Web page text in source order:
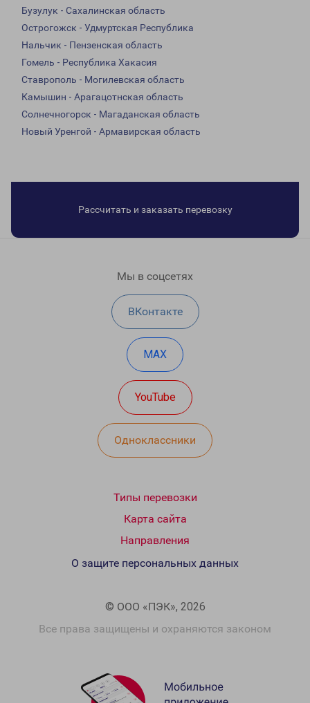
Бузулук - Сахалинская область
Острогожск - Удмуртская Республика
Нальчик - Пензенская область
Гомель - Республика Хакасия
Ставрополь - Могилевская область
Камышин - Арагацотнская область
Солнечногорск - Магаданская область
Новый Уренгой - Армавирская область
Рассчитать и заказать перевозку
Мы в соцсетях
ВКонтакте
MAX
YouTube
Одноклассники
Типы перевозки
Карта сайта
Направления
© ООО «ПЭК», 2026
Все права защищены и охраняются законом
О защите персональных данных